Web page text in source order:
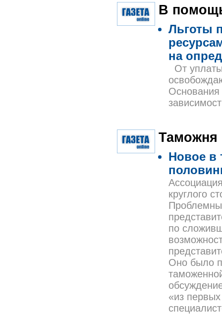
В
Льготы
на
От
Основания
Таможня
Новое в
круглого
по
Оно было
«из